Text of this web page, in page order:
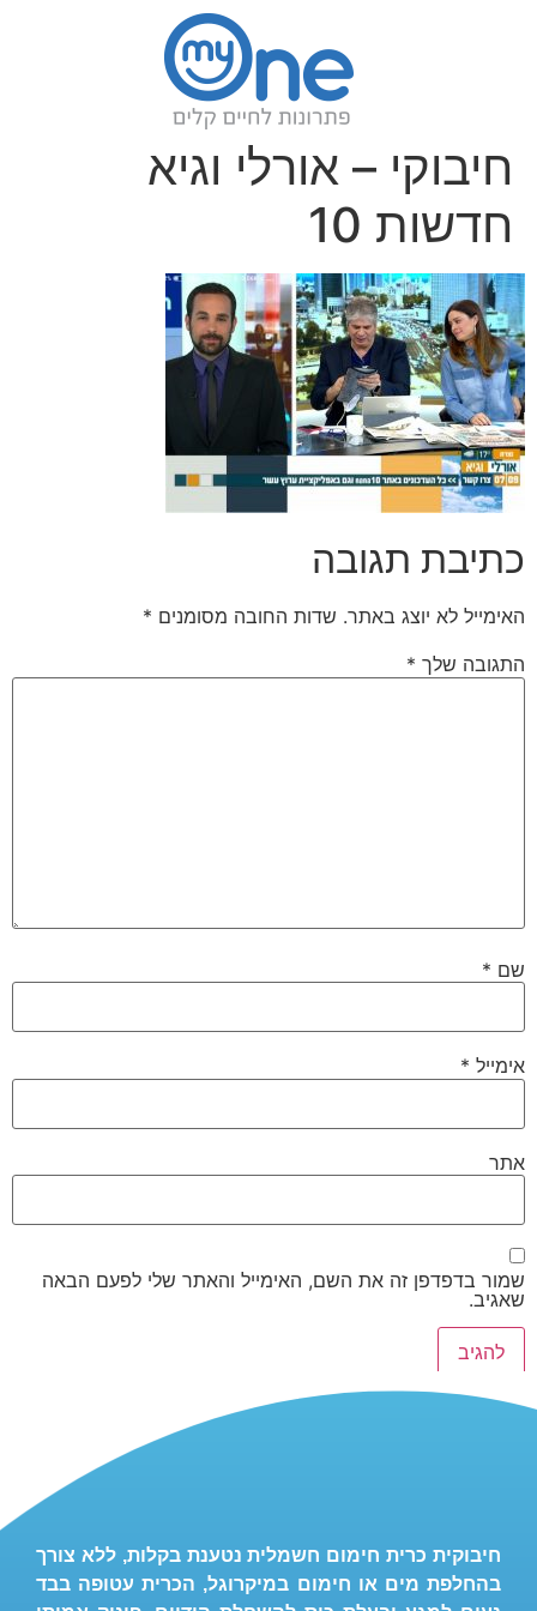
חיבוקי – אורלי וגיא
חדשות 10
כתיבת תגובה
האימייל לא יוצג באתר. שדות החובה מסומנים *
התגובה שלך *
שם *
אימייל *
אתר
שמור בדפדפן זה את השם, האימייל והאתר שלי לפעם הבאה
שאגיב.
חיבוקית כרית חימום חשמלית נטענת בקלות, ללא צורך
בהחלפת מים או חימום במיקרוגל, הכרית עטופה בבד